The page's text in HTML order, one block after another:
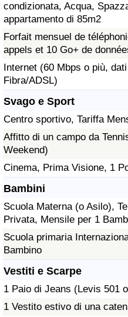
condizionata, Acqua,
appartamento di 85m2
Forfait mensuel de
appels et 10 Go+ de
Internet (60 Mbps o più,
Fibra/ADSL)
Svago e Sport
Centro sportivo, Tariffa
Affitto di un campo da
Weekend)
Cinema, Prima Visione, 1
Bambini
Scuola Materna (o Asilo),
Privata, Mensile per 1
Scuola primaria
Bambino
Vestiti e Scarpe
1 Paio di Jeans (Levis 501
1 Vestito estivo di una